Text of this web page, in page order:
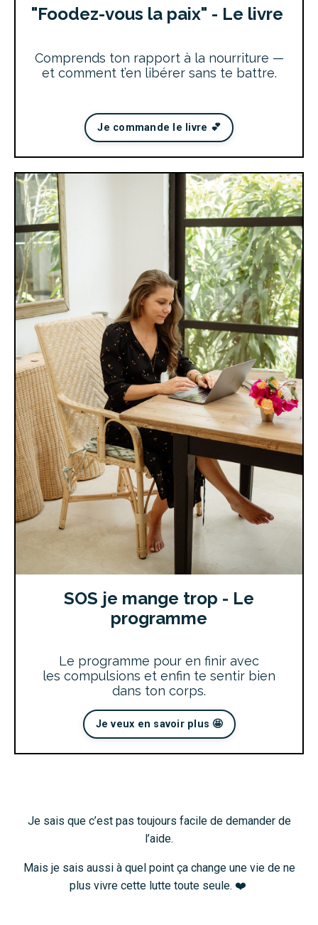
"Foodez-vous la paix" - Le livre
Comprends ton rapport à la nourriture —
et comment t’en libérer sans te battre.
Je commande le livre 💕
SOS je mange trop - Le
programme
Le programme pour en finir avec
les compulsions et enfin te sentir bien
dans ton corps.
Je veux en savoir plus 🤩
Je sais que c’est pas toujours facile de demander de
l’aide.
Mais je sais aussi à quel point ça change une vie de ne
plus vivre cette lutte toute seule. ❤️